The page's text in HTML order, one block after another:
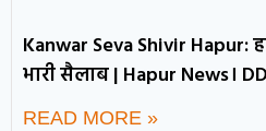
Kanwar Seva Shivir Hapur:
भारी सैलाब | Hapur News।
READ MORE »